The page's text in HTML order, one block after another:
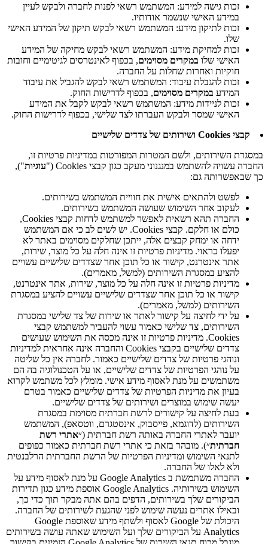
זכות גישה למידע: המשתמש רשאי לפנות לחברה ולבקש לעיין
במידע האישי שנשמר אודותיו.
זכות לתיקון מידע: המשתמש רשאי לבקש תיקון של המידע האישי
שלו.
זכות למחיקת מידע: המשתמש רשאי לבקש מחיקה של המידע
האישי שלו במקרים מסוימים, בכפוף לאינטרסים לגיטימיים וחובות
חוקיות ואחרות שחלות על החברה.
זכות להגבלת עיבוד: המשתמש רשאי לבקש להגביל את עיבוד
המידע במקרים מסוימים, בכפוף לדרישות החוק.
זכות לניידות מידע: המשתמש רשאי לבקש לקבל את המידע
האישי שמסר ולבקש העברתו לצד שלישי, בכפוף לדרישות החוק.
קבצי Cookies ושירותים של צדדים שלישיים
במסגרת השירותים, ולשם המטרות המפורטות במדיניות פרטיות זו,
החברה עשויה להשתמש במנגנוני מעקב כגון קבצי Cookies ("
עוגיות"),
כך שבאפשרותה גם:
לפשט ולהתאים אישית את חוויית המשתמש בשירותים.
לעקוב אחר השימוש שעושה המשתמש בשירותים.
החברה תהא רשאית לאפשר למשתמש לדחות קבצי Cookies,
כולם או חלקם. קבצי Cookies. יש לשים לב כי אם המשתמש
ידחה או ימחק קבצים אלה, ייתכן שחלקים מסוימים באתר לא
יפעלו כראוי. מדיניות פרטיות זו אינה חלה על כל מוצר, שירות,
אתר אינטרנט, קישור או כל תוכן אחר שצדדים שלישיים עשויים
להציע במסגרת השירותים (למשל, מאמרים).
מדיניות פרטיות זו אינה חלה על כל מוצר, שירות, אתר אינטרנט,
קישור או כל תוכן אחר שצדדים שלישיים עשויים להציע במסגרת
השירותים (למשל, מאמרים).
על ידי לחיצה על קישור לאתר או שירות של צד שלישי במסגרת
השירותים, צד שלישי כאמור עשוי להעביר למשתמש קבצי
Cookies. מדיניות פרטיות זו אינה מכסה את השימוש שעושים
צדדים שלישיים בקבצי Cookies והחברה אינה אחראית למדיניות
ונוהגי פרטיות של צדדים שלישיים כאמור. לחברה אין כל שליטה
על נוהגי הפרטיות של צדדים שלישיים, או על הטכנולוגיה בה הם
משתמשים על מנת לאסוף מידע אישי. מומלץ לכל משתמש לקרוא
בעיון את מדיניות הפרטיות של צדדים שלישיים כאמור בטרם
יעשה שימוש במוצרים ושירותים של צדדים שלישיים.
בעת לחיצה על קישורים לרשת חברתית מסוימת במסגרת
השירותים (לדוגמא, פייסבוק, אינסטגרם, ווטסאפ), המשתמש
יועבר לאתרי החברה באותה רשת חברתית (״אתרי רשת
חברתית״). מובהר בזאת כי אתרי רשת חברתית כאמור כפופים
לתנאי השימוש ומדיניות הפרטיות של הרשת החברתית הרלבנטית
ולא לאלו של החברה.
החברה משתמשת ב Google Analytics על מנת לאסוף מידע על
השימוש בשירותיה. Google Analytics אוספת מידע כגון תדירות
הביקורים שלך בשירותים, הדפים בהם אתה מבקר תוך כדי כך,
ובאילו אתרים נעשה שימוש לפני שהגעת לשירותים של החברה.
היכולת של Google לאסוף ולשתף מידע שאוספת Google
Analytics על הביקורים שלך ועל השימוש שאתה עושה בשירותים